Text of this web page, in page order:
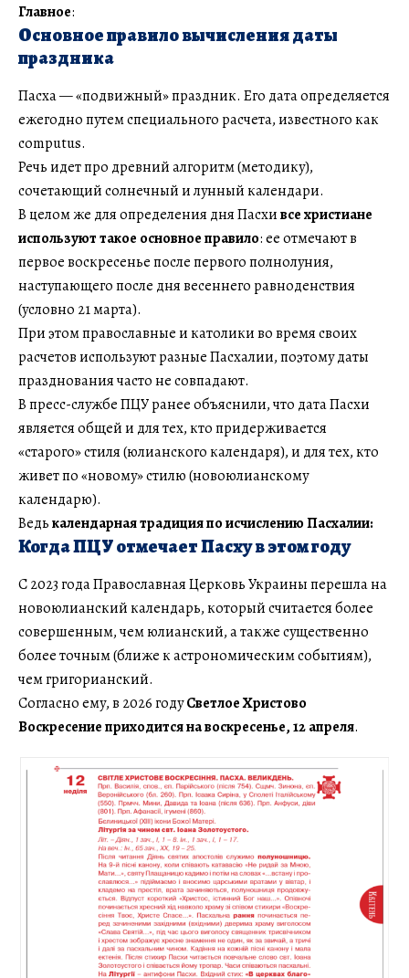
Главное:
Основное правило вычисления даты
праздника
Пасха — «подвижный» праздник. Его дата определяется
ежегодно путем специального расчета, известного как
computus.
Речь идет про древний алгоритм (методику),
сочетающий солнечный и лунный календари.
В целом же для определения дня Пасхивсе христиане
используют такое основное правило: ее отмечают в
первое воскресенье после первого полнолуния,
наступающего после дня весеннего равноденствия
(условно 21 марта).
При этом православные и католики во время своих
расчетов используют разные Пасхалии, поэтому даты
празднования часто не совпадают.
В пресс-службе ПЦУ ранее объяснили, что дата Пасхи
является общей и для тех, кто придерживается
«старого» стиля (юлианского календаря), и для тех, кто
живет по «новому» стилю (новоюлианскому
календарю).
Ведькалендарная традиция по исчислению Пасхалии:
Когда ПЦУ отмечает Пасху в этом году
С 2023 года Православная Церковь Украины перешла на
новоюлианский календарь, который считается более
совершенным, чем юлианский, а также существенно
более точным (ближе к астрономическим событиям),
чем григорианский.
Согласно ему, в 2026 годуСветлое Христово
Воскресение приходится на воскресенье, 12 апреля.